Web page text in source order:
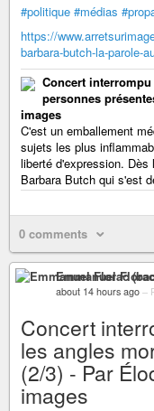
#politique #médias
https://
barbara-butch-la-parole-
Concert
personnes
images
C'est un emballement
sujets les plus
liberté d'expression.
Barbara Butch qui s'est
0 comments
Emmanuel
about 14 hours ago –
Concert
les angles
(2/3) - Par
images